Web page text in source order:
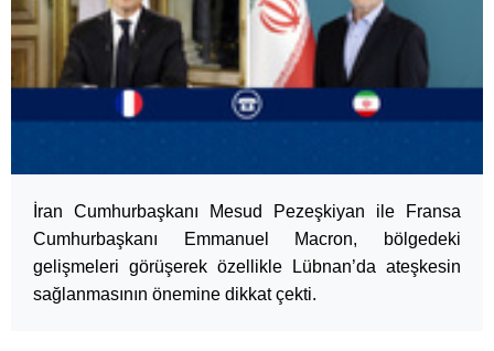
İran Cumhurbaşkanı Mesud Pezeşkiyan ile Fransa
Cumhurbaşkanı Emmanuel Macron, bölgedeki
gelişmeleri görüşerek özellikle Lübnan’da ateşkesin
sağlanmasının önemine dikkat çekti.